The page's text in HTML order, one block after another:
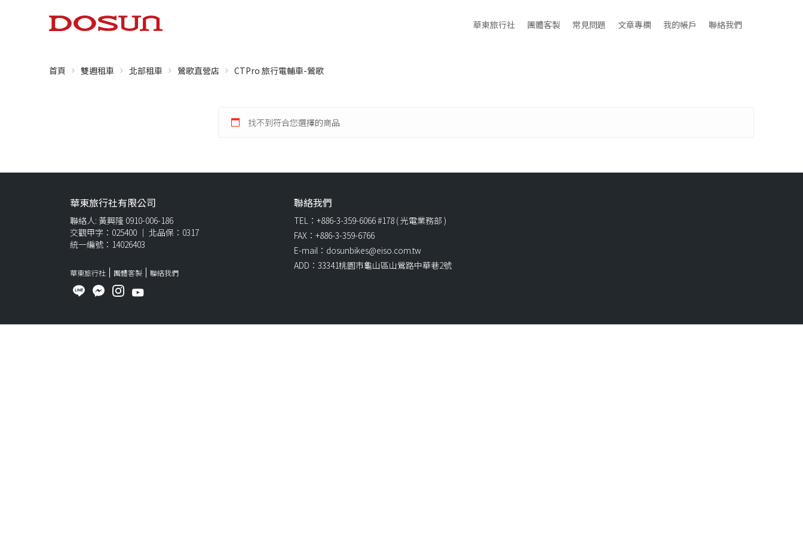
華東旅行社 團體客製 常見問題 文章專欄 我的帳戶 聯絡我們
首頁 雙週租車 北部租車 鶯歌直營店 CTPro 旅行電輔車-鶯歌
找不到符合您選擇的商品
華東旅行社有限公司
聯絡人: 黃興隆 0910-006-186
交觀甲字：025400 ｜ 北品保：0317
統一編號：14026403
華東旅行社 團體客製 聯絡我們
聯絡我們
TEL：+886-3-359-6066 #178 ( 光電業務部 )
FAX：+886-3-359-6766
E-mail：dosunbikes@eiso.com.tw
ADD：33341桃園市龜山區山鶯路中華巷2號